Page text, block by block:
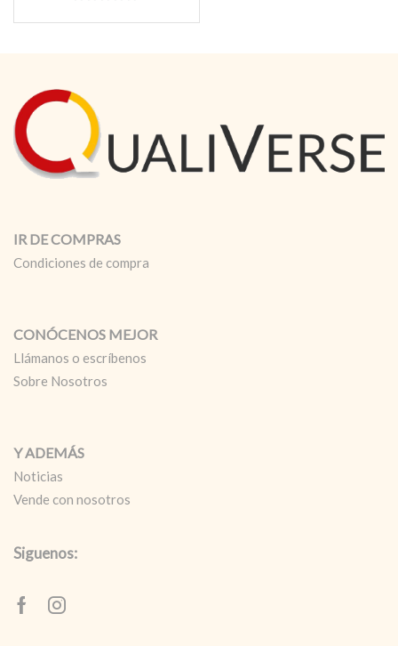
IR DE COMPRAS
Condiciones de compra
CONÓCENOS MEJOR
Llámanos o escríbenos
Sobre Nosotros
Y ADEMÁS
Noticias
Vende con nosotros
Siguenos:
FacebookInstagram